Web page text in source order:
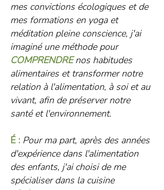
mes convictions écologiques et de
mes formations en yoga et
méditation pleine conscience, j'ai
imaginé une méthode pour
COMPRENDREnos habitudes
alimentaires et transformer notre
relation à l'alimentation, à soi et au
vivant, afin de préserver notre
santé et l'environnement.
É : Pour ma part, après des années
d'expérience dans l'alimentation
des enfants, j'ai choisi de me
spécialiser dans la cuisine